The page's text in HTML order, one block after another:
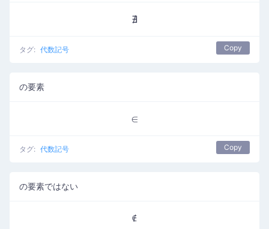
∄
タグ: 代数記号 Copy
の要素
∈
タグ: 代数記号 Copy
の要素ではない
∉